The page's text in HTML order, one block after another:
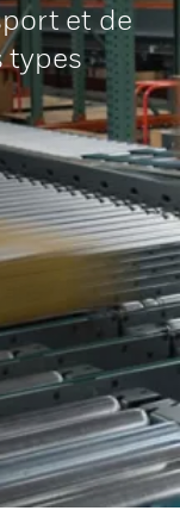
et de
types